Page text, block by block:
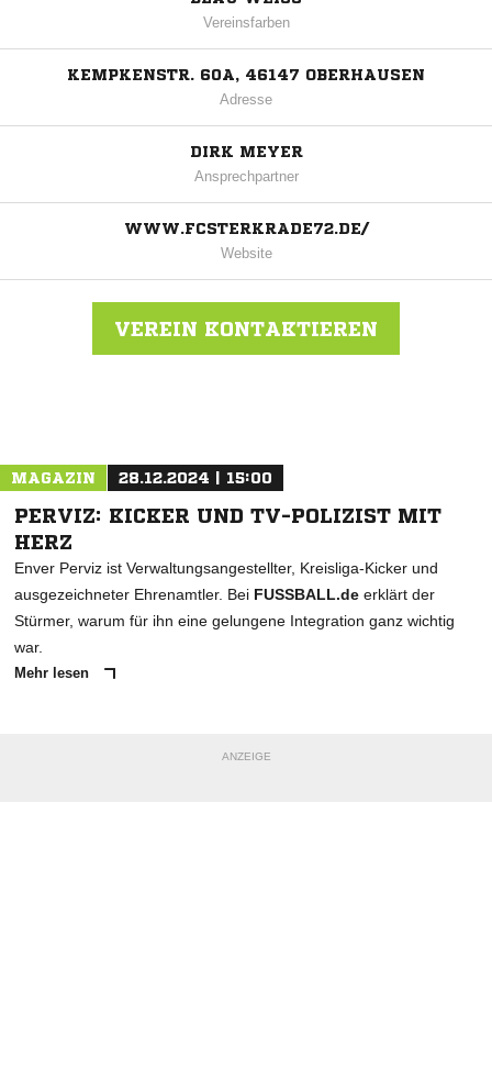
Vereinsfarben
KEMPKENSTR. 60A, 46147 OBERHAUSEN
Adresse
DIRK MEYER
Ansprechpartner
WWW.FCSTERKRADE72.DE/
Website
VEREIN KONTAKTIEREN
MAGAZIN 28.12.2024 | 15:00
PERVIZ: KICKER UND TV-POLIZIST MIT
HERZ
Enver Perviz ist Verwaltungsangestellter, Kreisliga-Kicker und
ausgezeichneter Ehrenamtler. Bei FUSSBALL.de erklärt der
Stürmer, warum für ihn eine gelungene Integration ganz wichtig
war.
Mehr lesen
ANZEIGE